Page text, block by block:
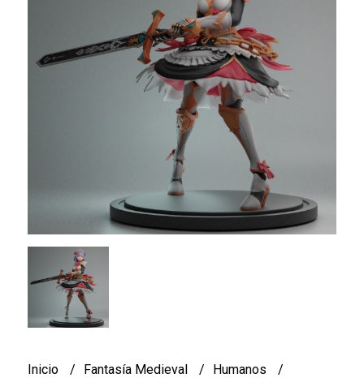
Inicio Fantasía Medieval
Humanos